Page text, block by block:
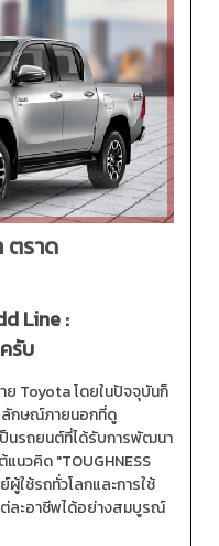
ตราด
Line :
รับ
Toyota โดยในปัจจุบันก็
ลักษณ์ภายนอกที่ดู
นรถยนต์ที่ได้รับการพัฒนา
นวคิด "TOUGHNESS
ผู้ใช้รถทั่วโลกและการใช้
ต่ละอาชีพได้อย่างสมบูรณ์